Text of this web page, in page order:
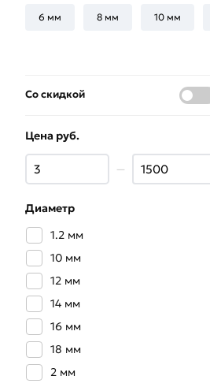
6 мм 8 мм 10 мм
Со скидкой
Цена руб.
—
Диаметр
1.2 мм
10 мм
12 мм
14 мм
16 мм
18 мм
2 мм